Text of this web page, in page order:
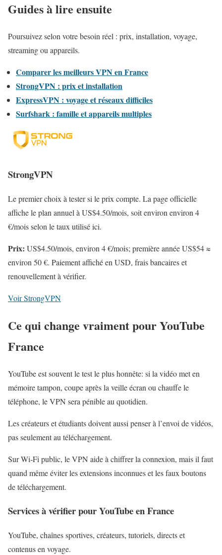
Guides à lire ensuite
Poursuivez selon votre besoin réel : prix, installation, voyage,
streaming ou appareils.
Comparer les meilleurs VPN en France
StrongVPN : prix et installation
ExpressVPN : voyage et réseaux difficiles
Surfshark : famille et appareils multiples
StrongVPN
Le premier choix à tester si le prix compte. La page officielle
affiche le plan annuel à US$4.50/mois, soit environ environ 4
€/mois selon le taux utilisé ici.
Prix: US$4.50/mois, environ 4 €/mois; première année US$54 ≈
environ 50 €. Paiement affiché en USD, frais bancaires et
renouvellement à vérifier.
Voir StrongVPN
Ce qui change vraiment pour YouTube
France
YouTube est souvent le test le plus honnête: si la vidéo met en
mémoire tampon, coupe après la veille écran ou chauffe le
téléphone, le VPN sera pénible au quotidien.
Les créateurs et étudiants doivent aussi penser à l’envoi de vidéos,
pas seulement au téléchargement.
Sur Wi‑Fi public, le VPN aide à chiffrer la connexion, mais il faut
quand même éviter les extensions inconnues et les faux boutons
de téléchargement.
Services à vérifier pour YouTube en France
YouTube, chaînes sportives, créateurs, tutoriels, directs et
contenus en voyage.